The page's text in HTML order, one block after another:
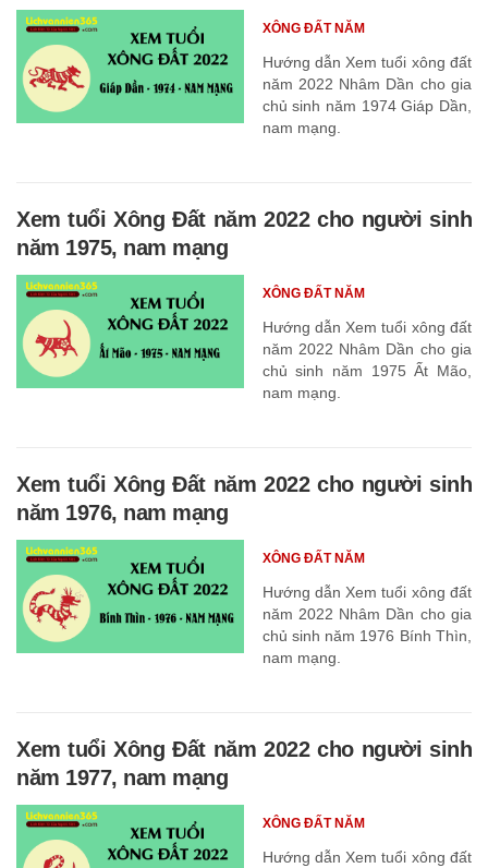
Hướng dẫn Xem tuổi xông đất
năm 2022 Nhâm Dần cho gia
chủ sinh năm 1974 Giáp Dần,
nam mạng.
XÔNG ĐẤT NĂM
Xem tuổi Xông Đất năm 2022 cho người sinh
năm 1975, nam mạng
Hướng dẫn Xem tuổi xông đất
năm 2022 Nhâm Dần cho gia
chủ sinh năm 1975 Ất Mão,
nam mạng.
XÔNG ĐẤT NĂM
Xem tuổi Xông Đất năm 2022 cho người sinh
năm 1976, nam mạng
Hướng dẫn Xem tuổi xông đất
năm 2022 Nhâm Dần cho gia
chủ sinh năm 1976 Bính Thìn,
nam mạng.
XÔNG ĐẤT NĂM
Xem tuổi Xông Đất năm 2022 cho người sinh
năm 1977, nam mạng
Hướng dẫn Xem tuổi xông đất
XÔNG ĐẤT NĂM